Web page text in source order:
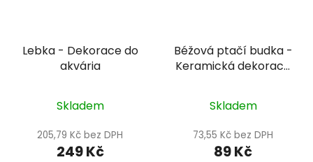
Lebka - Dekorace do
akvária
Skladem
205,79 Kč bez DPH
249 Kč
Béžová ptačí budka -
Keramická dekorace
Skladem
73,55 Kč bez DPH
89 Kč